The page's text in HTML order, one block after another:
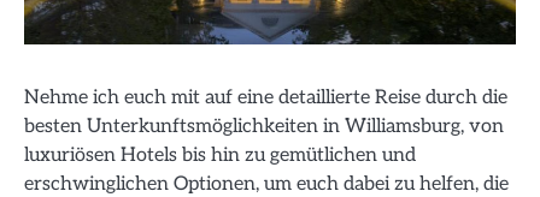
Nehme ich euch mit auf eine detaillierte Reise durch die
besten Unterkunftsmöglichkeiten in Williamsburg, von
luxuriösen Hotels bis hin zu gemütlichen und
erschwinglichen Optionen, um euch dabei zu helfen, die